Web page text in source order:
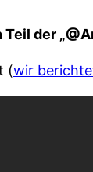
der
(wir